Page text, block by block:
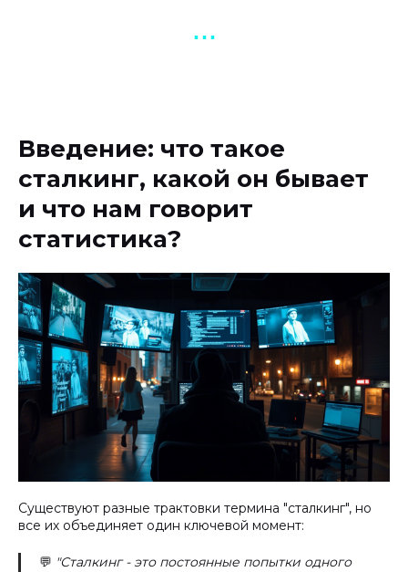
▪︎ ▪︎ ▪︎
Введение: что такое
сталкинг, какой он бывает
и что нам говорит
статистика?
Существуют разные трактовки термина "сталкинг", но
все их объединяет один ключевой момент:
💬 "Сталкинг - это постоянные попытки одного